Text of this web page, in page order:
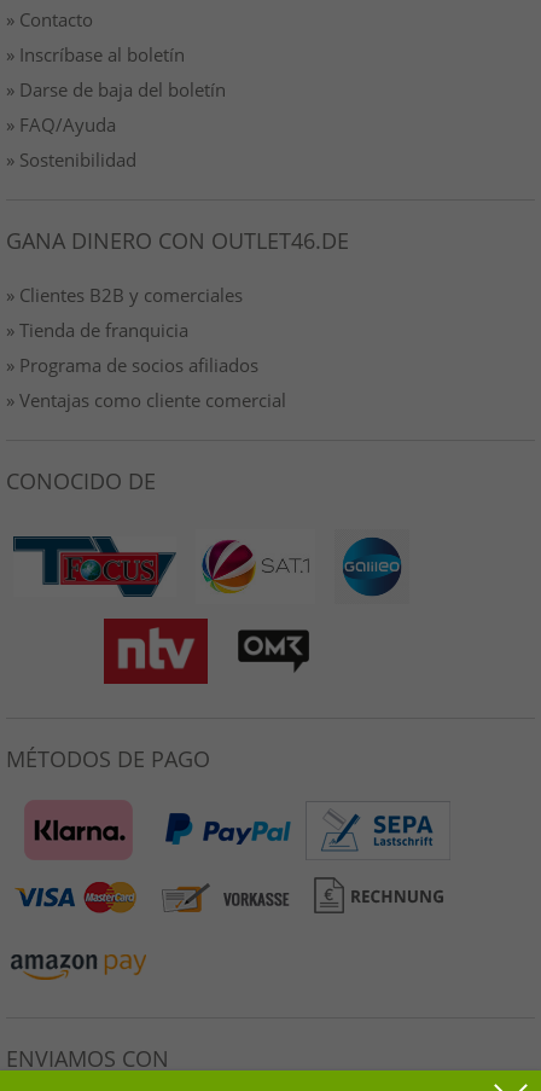
» Contacto
» Inscríbase al boletín
» Darse de baja del boletín
» FAQ/Ayuda
» Sostenibilidad
GANA DINERO CON OUTLET46.DE
» Clientes B2B y comerciales
» Tienda de franquicia
» Programa de socios afiliados
» Ventajas como cliente comercial
CONOCIDO DE
MÉTODOS DE PAGO
ENVIAMOS CON